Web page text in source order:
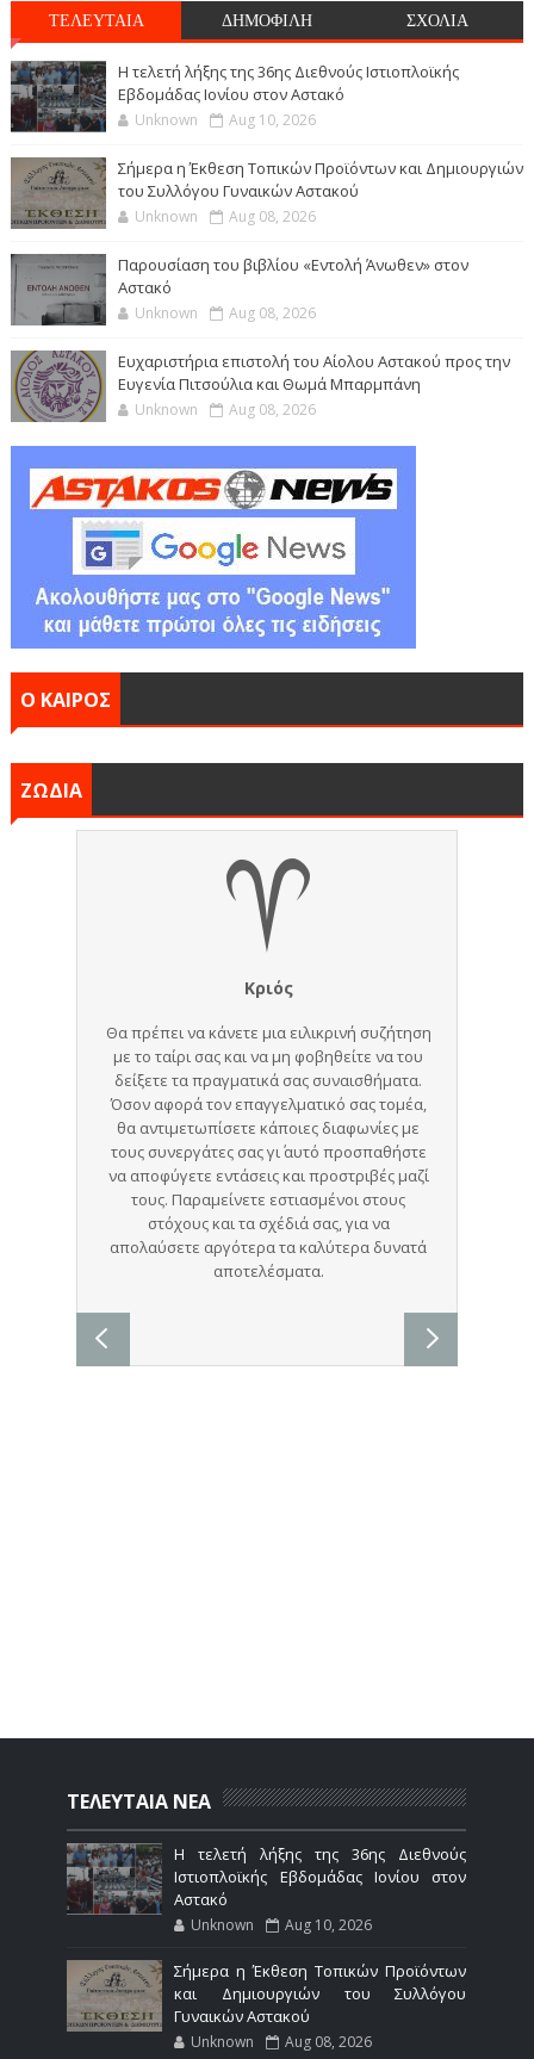
ΤΕΛΕΥΤΑΙΑ ΔΗΜΟΦΙΛΗ ΣΧΟΛΙΑ
Η τελετή λήξης της 36ης Διεθνούς Ιστιοπλοϊκής
Εβδομάδας Ιονίου στον Αστακό
Unknown Aug 10, 2026
Σήμερα η Έκθεση Τοπικών Προϊόντων και Δημιουργιών
του Συλλόγου Γυναικών Αστακού
Unknown Aug 08, 2026
Παρουσίαση του βιβλίου «Εντολή Άνωθεν» στον
Αστακό
Unknown Aug 08, 2026
Ευχαριστήρια επιστολή του Αίολου Αστακού προς την
Ευγενία Πιτσούλια και Θωμά Μπαρμπάνη
Unknown Aug 08, 2026
Ο ΚΑΙΡΟΣ
ΖΩΔΙΑ
ΤΕΛΕΥΤΑΙΑ ΝΕΑ
Η τελετή λήξης της 36ης Διεθνούς
Ιστιοπλοϊκής Εβδομάδας Ιονίου στον
Αστακό
Unknown Aug 10, 2026
Σήμερα η Έκθεση Τοπικών Προϊόντων
και Δημιουργιών του Συλλόγου
Γυναικών Αστακού
Unknown Aug 08, 2026